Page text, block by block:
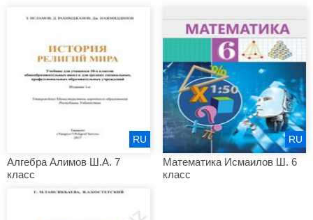
Алгебра Алимов Ш.А. 7
класс
RU
Математика Исмаилов Ш. 6
класс
RU